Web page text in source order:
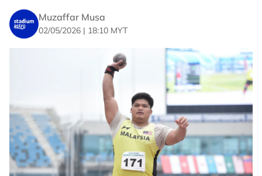
Muzaffar Musa
02/05/2026 | 18:10 MYT